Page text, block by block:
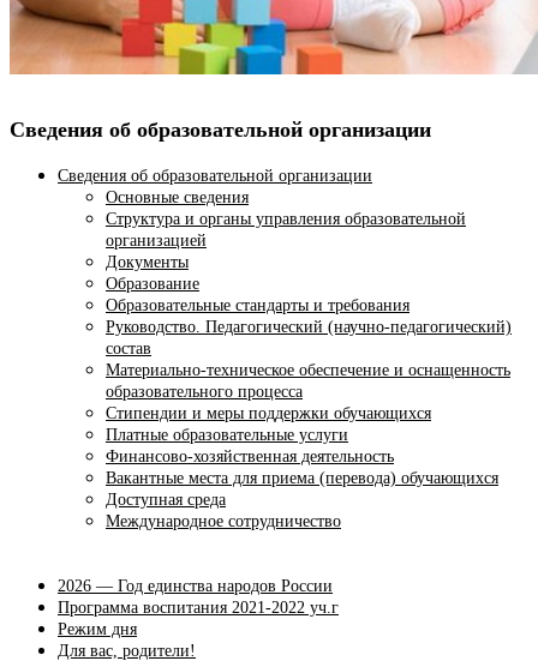
Сведения об образовательной организации
Сведения об образовательной организации
Основные сведения
Структура и органы управления образовательной
организацией
Документы
Образование
Образовательные стандарты и требования
Руководство. Педагогический (научно-педагогический)
состав
Материально-техническое обеспечение и оснащенность
образовательного процесса
Стипендии и меры поддержки обучающихся
Платные образовательные услуги
Финансово-хозяйственная деятельность
Вакантные места для приема (перевода) обучающихся
Доступная среда
Международное сотрудничество
2026 — Год единства народов России
Программа воспитания 2021-2022 уч.г
Режим дня
Для вас, родители!